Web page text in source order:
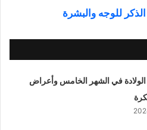
للوجه والبشرة
في الشهر الخامس وأعراض